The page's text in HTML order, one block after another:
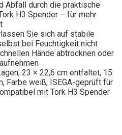
Abfall durch die praktische
H3 Spender – für mehr
Sie sich auf stabile
bei Feuchtigkeit nicht
Hände abtrocknen oder
23 × 22,6 cm entfaltet, 15
Farbe weiß, ISEGA-geprüft für
mit Tork H3 Spender